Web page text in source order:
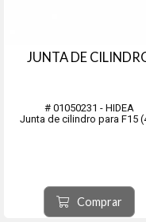
JUNTA DE
# 01050231 - HIDEA
Junta de cilindro para F15
Comprar